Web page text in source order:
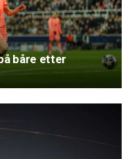
båre etter